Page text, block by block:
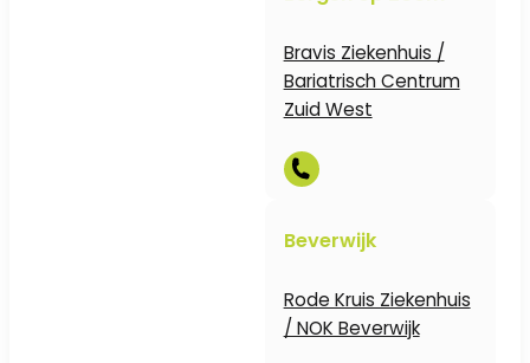
Bravis Ziekenhuis /
Bariatrisch Centrum
Zuid West
Beverwijk
Rode Kruis Ziekenhuis
/ NOK Beverwijk